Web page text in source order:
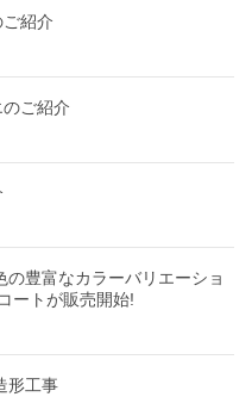
紹介
ご紹介
豊富なカラーバリエーショ
ートが販売開始!
形工事